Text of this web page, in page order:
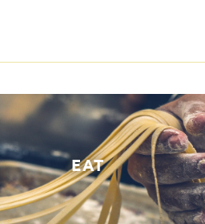
EAT